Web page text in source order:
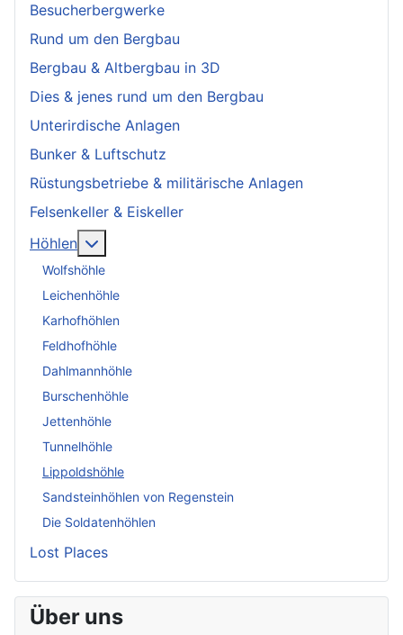
Besucherbergwerke
Rund um den Bergbau
Bergbau & Altbergbau in 3D
Dies & jenes rund um den Bergbau
Unterirdische Anlagen
Bunker & Luftschutz
Rüstungsbetriebe & militärische Anlagen
Felsenkeller & Eiskeller
Höhlen
Wolfshöhle
Leichenhöhle
Karhofhöhlen
Feldhofhöhle
Dahlmannhöhle
Burschenhöhle
Jettenhöhle
Tunnelhöhle
Lippoldshöhle
Sandsteinhöhlen von Regenstein
Die Soldatenhöhlen
Lost Places
Über uns